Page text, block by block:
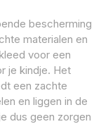
bescherming
materialen en
voor een
je kindje. Het
een zachte
en liggen in de
dus geen zorgen